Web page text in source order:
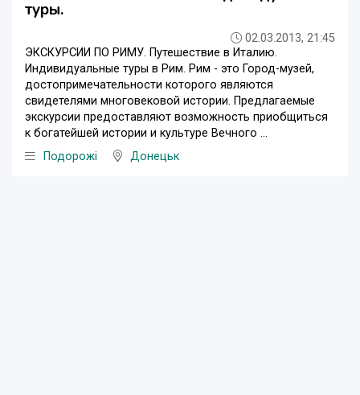
туры.
02.03.2013, 21:45
ЭКСКУРСИИ ПО РИМУ. Путешествие в Италию.
Индивидуальные туры в Рим. Рим - это Город-музей,
достопримечательности которого являются
свидетелями многовековой истории. Предлагаемые
экскурсии предоставляют возможность приобщиться
к богатейшей истории и культуре Вечного ...
Подорожі
Донецьк